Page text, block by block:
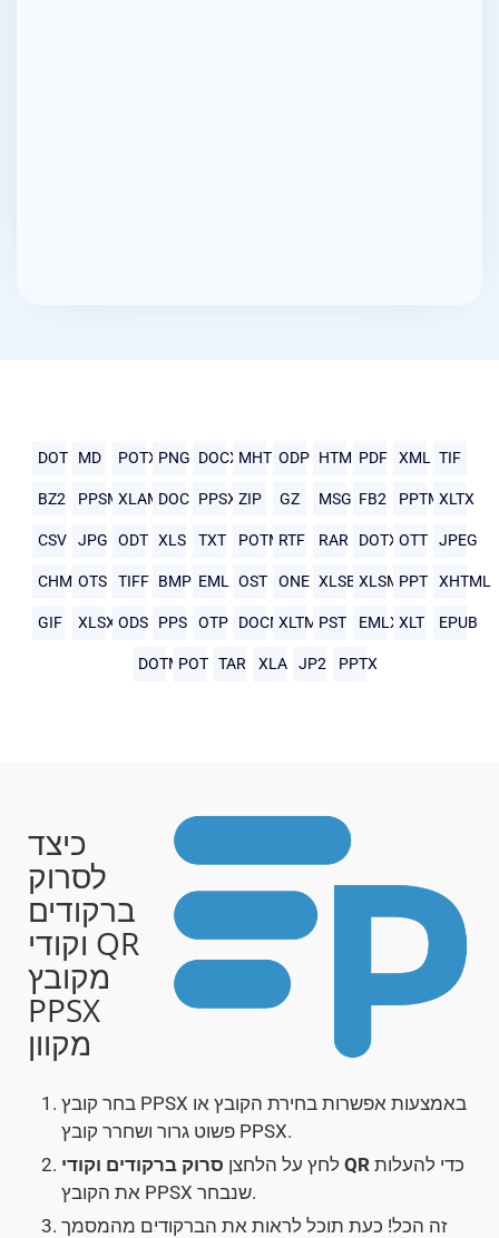
DOT MD POTX PNG DOCXMHTMLODP HTMLPDF XML TIF
BZ2 PPSMXLAMDOC PPSX ZIP GZ MSG FB2 PPTMXLTX
CSV JPG ODT XLS TXT POTMRTF RAR DOTX OTT JPEG
CHM OTS TIFF BMP EML OST ONE XLSB XLSM PPT XHTML
GIF XLSX ODS PPS OTP DOCMXLTM PST EMLXXLT EPUB
DOTMPOT TAR XLA JP2 PPTX
כיצד
לסרוק
ברקודים
וקודי QR
מקובץ
PPSX
מקוון
בחר קובץ PPSX באמצעות אפשרות בחירת הקובץ או
פשוט גרור ושחרר קובץ PPSX.
לחץ על הלחצן סרוק ברקודים וקודי QR
את הקובץ PPSX שנבחר.
זה הכל! כעת תוכל לראות את הברקודים מהמסמך